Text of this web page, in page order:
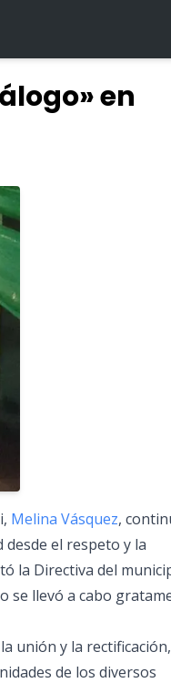
en
Melina Vásquez,
el respeto y la
la Directiva del
se llevó a cabo
unión y la rectificación,
de los diversos